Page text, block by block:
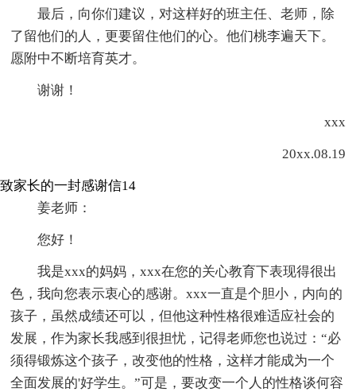
最后，向你们建议，对这样好的班主任、老师，除
了留他们的人，更要留住他们的心。他们桃李遍天下。
愿附中不断培育英才。
谢谢！
xxx
20xx.08.19
致家长的一封感谢信14
姜老师：
您好！
我是xxx的妈妈，xxx在您的关心教育下表现得很出
色，我向您表示衷心的感谢。xxx一直是个胆小，内向的
孩子，虽然成绩还可以，但他这种性格很难适应社会的
发展，作为家长我感到很担忧，记得老师您也说过：“必
须得锻炼这个孩子，改变他的性格，这样才能成为一个
全面发展的'好学生。”可是，要改变一个人的性格谈何容